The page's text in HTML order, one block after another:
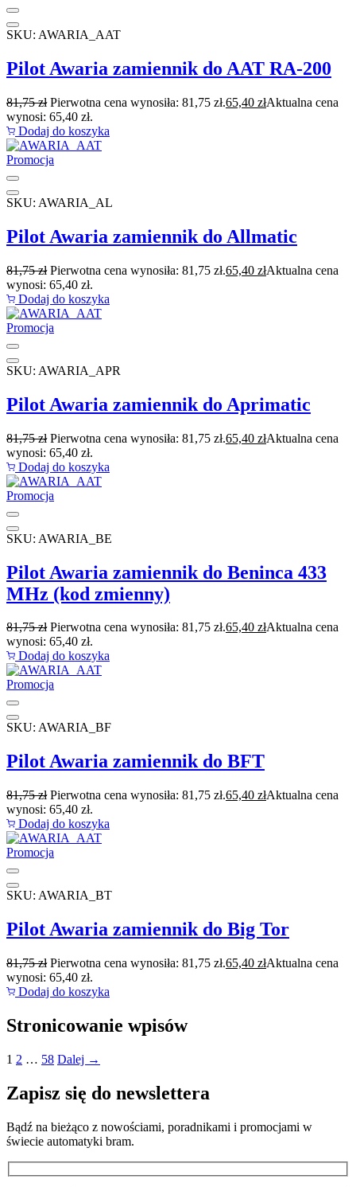
SKU: AWARIA_AAT
Pilot Awaria zamiennik do AAT RA-200
81,75zł Pierwotna cena wynosiła: 81,75 zł.65,40 złAktualna cena
wynosi: 65,40 zł.
Dodaj do koszyka
Promocja
SKU: AWARIA_AL
Pilot Awaria zamiennik do Allmatic
81,75zł Pierwotna cena wynosiła: 81,75 zł.65,40 złAktualna cena
wynosi: 65,40 zł.
Dodaj do koszyka
Promocja
SKU: AWARIA_APR
Pilot Awaria zamiennik do Aprimatic
81,75zł Pierwotna cena wynosiła: 81,75 zł.65,40 złAktualna cena
wynosi: 65,40 zł.
Dodaj do koszyka
Promocja
SKU: AWARIA_BE
Pilot Awaria zamiennik do Beninca 433
MHz (kod zmienny)
81,75zł Pierwotna cena wynosiła: 81,75 zł.65,40 złAktualna cena
wynosi: 65,40 zł.
Dodaj do koszyka
Promocja
SKU: AWARIA_BF
Pilot Awaria zamiennik do BFT
81,75zł Pierwotna cena wynosiła: 81,75 zł.65,40 złAktualna cena
wynosi: 65,40 zł.
Dodaj do koszyka
Promocja
SKU: AWARIA_BT
Pilot Awaria zamiennik do Big Tor
81,75zł Pierwotna cena wynosiła: 81,75 zł.65,40 złAktualna cena
wynosi: 65,40 zł.
Dodaj do koszyka
Stronicowanie wpisów
1 2 … 58 Dalej →
Zapisz się do newslettera
Bądź na bieżąco z nowościami, poradnikami i promocjami w
świecie automatyki bram.